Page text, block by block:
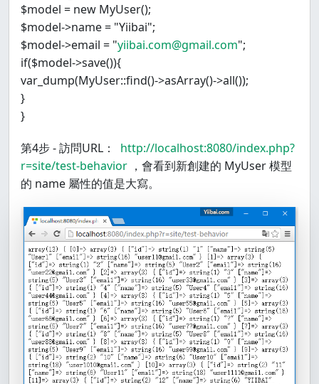
$model = new MyUser();
$model->name = "Yiibai";
$model->email = "yiibai.com@gmail.com";
if($model->save()){
var_dump(MyUser::find()->asArray()->all());
}
}
第4步 - 訪問URL： http://localhost:8080/index.php?
r=site/test-behavior ，會看到新創建的 MyUser 模型
的 name 屬性的值是大寫。